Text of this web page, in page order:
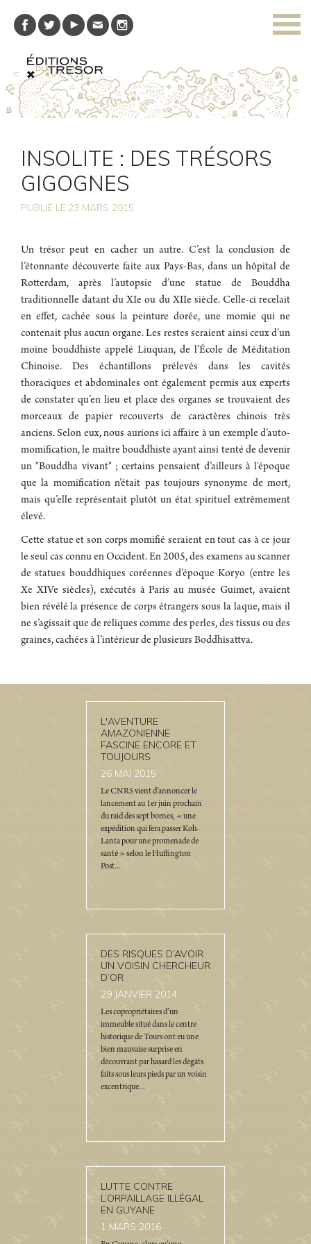
INSOLITE : DES TRÉSORS
GIGOGNES
PUBLIÉ LE 23 MARS 2015
Un trésor peut en cacher un autre. C’est la conclusion de
l’étonnante découverte faite aux Pays-Bas, dans un hôpital de
Rotterdam, après l’autopsie d’une statue de Bouddha
traditionnelle datant du XIe ou du XIIe siècle. Celle-ci recelait
en effet, cachée sous la peinture dorée, une momie qui ne
contenait plus aucun organe. Les restes seraient ainsi ceux d’un
moine bouddhiste appelé Liuquan, de l’École de Méditation
Chinoise. Des échantillons prélevés dans les cavités
thoraciques et abdominales ont également permis aux experts
de constater qu’en lieu et place des organes se trouvaient des
morceaux de papier recouverts de caractères chinois très
anciens. Selon eux, nous aurions ici affaire à un exemple d’auto-
momification, le maître bouddhiste ayant ainsi tenté de devenir
un "Bouddha vivant" ; certains pensaient d’ailleurs à l'époque
que la momification n’était pas toujours synonyme de mort,
mais qu’elle représentait plutôt un état spirituel extrêmement
élevé.
Cette statue et son corps momifié seraient en tout cas à ce jour
le seul cas connu en Occident. En 2005, des examens au scanner
de statues bouddhiques coréennes d’époque Koryo (entre les
Xe XIVe siècles), exécutés à Paris au musée Guimet, avaient
bien révélé la présence de corps étrangers sous la laque, mais il
ne s’agissait que de reliques comme des perles, des tissus ou des
graines, cachées à l’intérieur de plusieurs Boddhisattva.
L'AVENTURE
AMAZONIENNE
FASCINE ENCORE ET
TOUJOURS
26 MAI 2015
Le CNRS vient d’annoncer le
lancement au 1er juin prochain
du raid des sept bornes, « une
expédition qui fera passer Koh-
Lanta pour une promenade de
santé » selon le Huffington
Post...
DES RISQUES D’AVOIR
UN VOISIN CHERCHEUR
D’OR
29 JANVIER 2014
Les copropriétaires d’un
immeuble situé dans le centre
historique de Tours ont eu une
bien mauvaise surprise en
découvrant par hasard les dégâts
faits sous leurs pieds par un voisin
excentrique...
LUTTE CONTRE
L’ORPAILLAGE ILLÉGAL
EN GUYANE
1 MARS 2016